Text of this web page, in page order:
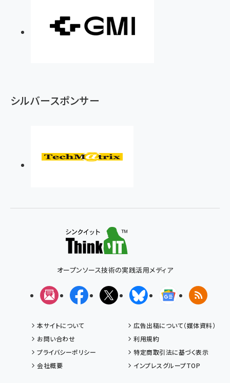
シルバースポンサー
オープンソース技術の実践活用メディア
メルマガFacebookX(エックス)BlueskyGoogleニュ
RSS
本サイトについて
広告出稿について（媒体資料）
お問い合わせ
利用規約
プライバシーポリシー
特定商取引法に基づく表示
会社概要
インプレスグループTOP